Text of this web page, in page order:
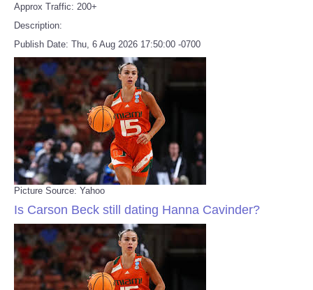
Approx Traffic: 200+
Description:
Publish Date: Thu, 6 Aug 2026 17:50:00 -0700
Picture Source: Yahoo
Is Carson Beck still dating Hanna Cavinder?